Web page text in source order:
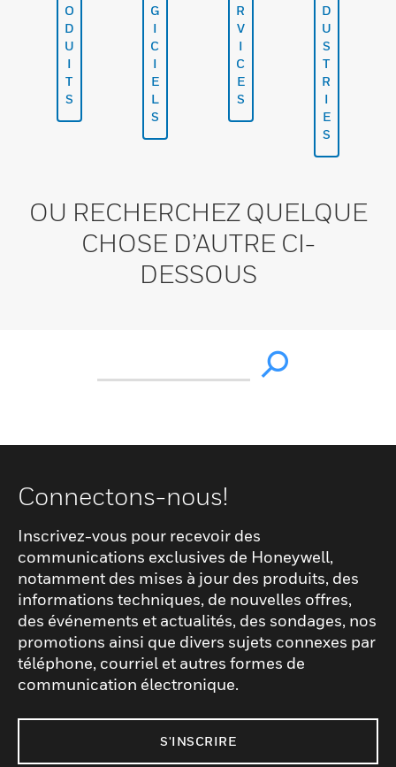
O
D
U
I
T
S
G
I
C
I
E
L
S
R
V
I
C
E
S
D
U
S
T
R
I
E
S
OU RECHERCHEZ QUELQUE
CHOSE D’AUTRE CI-
DESSOUS
Connectons-nous!
Inscrivez-vous pour recevoir des
communications exclusives de Honeywell,
notamment des mises à jour des produits, des
informations techniques, de nouvelles offres,
des événements et actualités, des sondages, nos
promotions ainsi que divers sujets connexes par
téléphone, courriel et autres formes de
communication électronique.
S'INSCRIRE